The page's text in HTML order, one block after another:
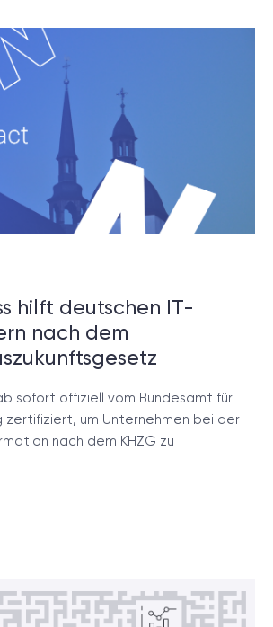
hilft deutschen IT-
nach dem
sofort offiziell vom Bundesamt für
zertifiziert, um Unternehmen bei der
nach dem KHZG zu